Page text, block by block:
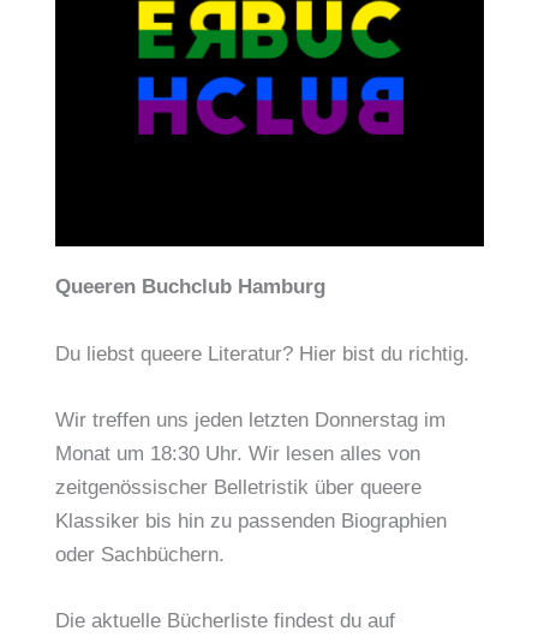
Queeren Buchclub Hamburg
Du liebst queere Literatur? Hier bist du richtig.
Wir treffen uns jeden letzten Donnerstag im
Monat um 18:30 Uhr. Wir lesen alles von
zeitgenössischer Belletristik über queere
Klassiker bis hin zu passenden Biographien
oder Sachbüchern.
Die aktuelle Bücherliste findest du auf